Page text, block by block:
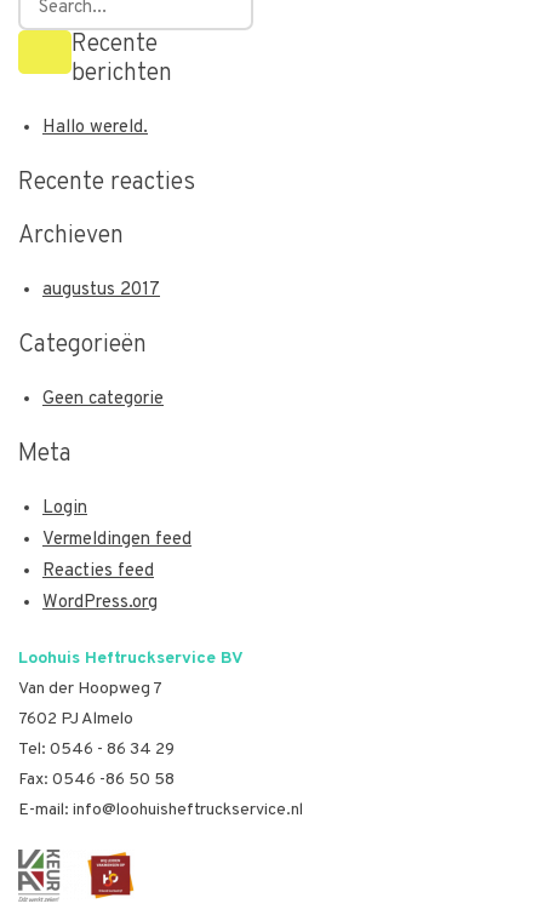
Recente
berichten
Hallo wereld.
Recente reacties
Archieven
augustus 2017
Categorieën
Geen categorie
Meta
Login
Vermeldingen feed
Reacties feed
WordPress.org
Loohuis Heftruckservice BV
Van der Hoopweg 7
7602 PJ Almelo
Tel: 0546 - 86 34 29
Fax: 0546 -86 50 58
E-mail: info@loohuisheftruckservice.nl